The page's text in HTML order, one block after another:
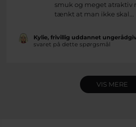
smuk og meget atraktiv
tænkt at man ikke skal...
Kylie, frivillig uddannet
svaret på dette spørgsmål
VIS MERE